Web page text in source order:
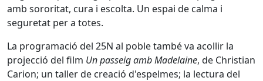
amb sororitat, cura i escolta. Un espai de calma i
seguretat per a totes.
La programació del 25N al poble també va acollir la
projecció del film Un passeig amb Madelaine, de Christian
Carion; un taller de creació d'espelmes; la lectura del